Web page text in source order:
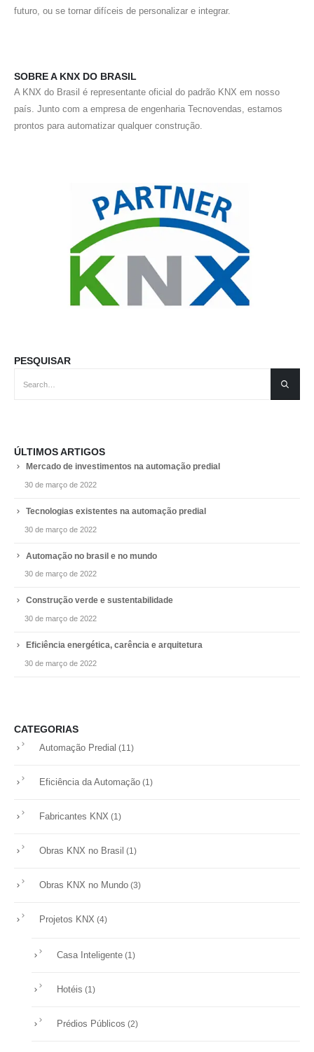
futuro, ou se tornar difíceis de personalizar e integrar.
SOBRE A KNX DO BRASIL
A KNX do Brasil é representante oficial do padrão KNX em nosso
país. Junto com a empresa de engenharia Tecnovendas, estamos
prontos para automatizar qualquer construção.
PESQUISAR
ÚLTIMOS ARTIGOS
Mercado de investimentos na automação predial
30 de março de 2022
Tecnologias existentes na automação predial
30 de março de 2022
Automação no brasil e no mundo
30 de março de 2022
Construção verde e sustentabilidade
30 de março de 2022
Eficiência energética, carência e arquitetura
30 de março de 2022
CATEGORIAS
Automação Predial (11)
Eficiência da Automação (1)
Fabricantes KNX (1)
Obras KNX no Brasil (1)
Obras KNX no Mundo (3)
Projetos KNX (4)
Casa Inteligente (1)
Hotéis (1)
Prédios Públicos (2)